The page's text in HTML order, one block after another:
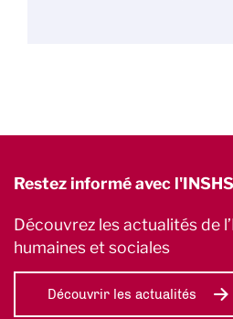
Restez informé avec l'INSHS
Découvrez les actualités de
humaines et sociales
Découvrir les actualités